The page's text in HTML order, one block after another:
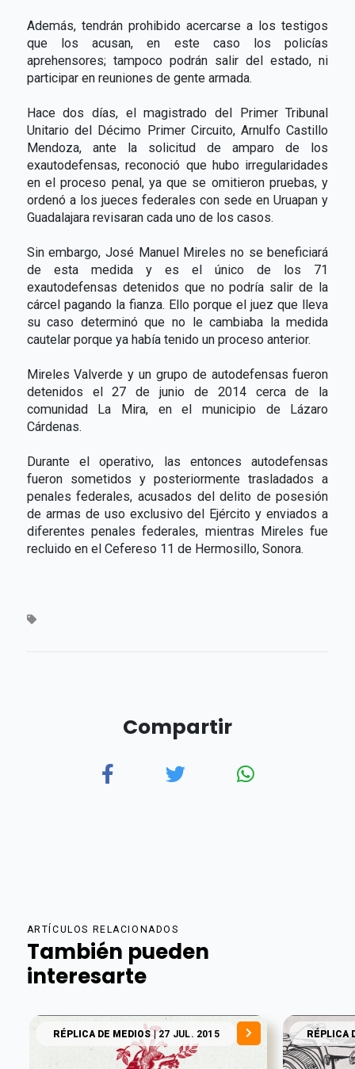
Además, tendrán prohibido acercarse a los testigos
que los acusan, en este caso los policías
aprehensores; tampoco podrán salir del estado, ni
participar en reuniones de gente armada.
Hace dos días, el magistrado del Primer Tribunal
Unitario del Décimo Primer Circuito, Arnulfo Castillo
Mendoza, ante la solicitud de amparo de los
exautodefensas, reconoció que hubo irregularidades
en el proceso penal, ya que se omitieron pruebas, y
ordenó a los jueces federales con sede en Uruapan y
Guadalajara revisaran cada uno de los casos.
Sin embargo, José Manuel Mireles no se beneficiará
de esta medida y es el único de los 71
exautodefensas detenidos que no podría salir de la
cárcel pagando la fianza. Ello porque el juez que lleva
su caso determinó que no le cambiaba la medida
cautelar porque ya había tenido un proceso anterior.
Mireles Valverde y un grupo de autodefensas fueron
detenidos el 27 de junio de 2014 cerca de la
comunidad La Mira, en el municipio de Lázaro
Cárdenas.
Durante el operativo, las entonces autodefensas
fueron sometidos y posteriormente trasladados a
penales federales, acusados del delito de posesión
de armas de uso exclusivo del Ejército y enviados a
diferentes penales federales, mientras Mireles fue
recluido en el Cefereso 11 de Hermosillo, Sonora.
Compartir
ARTÍCULOS RELACIONADOS
También pueden
interesarte
RÉPLICA DE MEDIOS| 27 JUL. 2015 RÉPLICA